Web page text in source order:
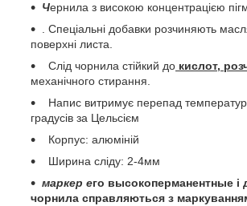
Чернила з високою концентрацією
. Спеціальні добавки розчиняють
поверхні листа.
Слід чорнила стійкий до кислот,
механічного стирання.
Напис витримує перепад
градусів за Цельсієм
Корпус: алюміній
Ширина сліду: 2-4мм
маркер eго высокоперманентные і
чорнила справляються з